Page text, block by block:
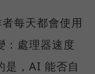
每天都會使用
：處理器速度
是，AI 能否自